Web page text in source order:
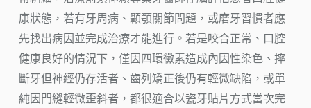
康狀態，若有牙周病、顳顎關節問題，或磨牙習慣者應
先找出病因並完成治療才能進行。若是咬合正常、口腔
健康良好的情況下，僅因四環黴素造成內因性染色、摔
斷牙但神經仍存活者、齒列矯正後仍有輕微缺陷，或單
純因門縫輕微歪斜者，都很適合以瓷牙貼片方式當次完